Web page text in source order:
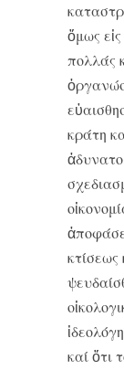
ὅμως
πολλάς
κράτη
κτίσεως
καί ὅτι